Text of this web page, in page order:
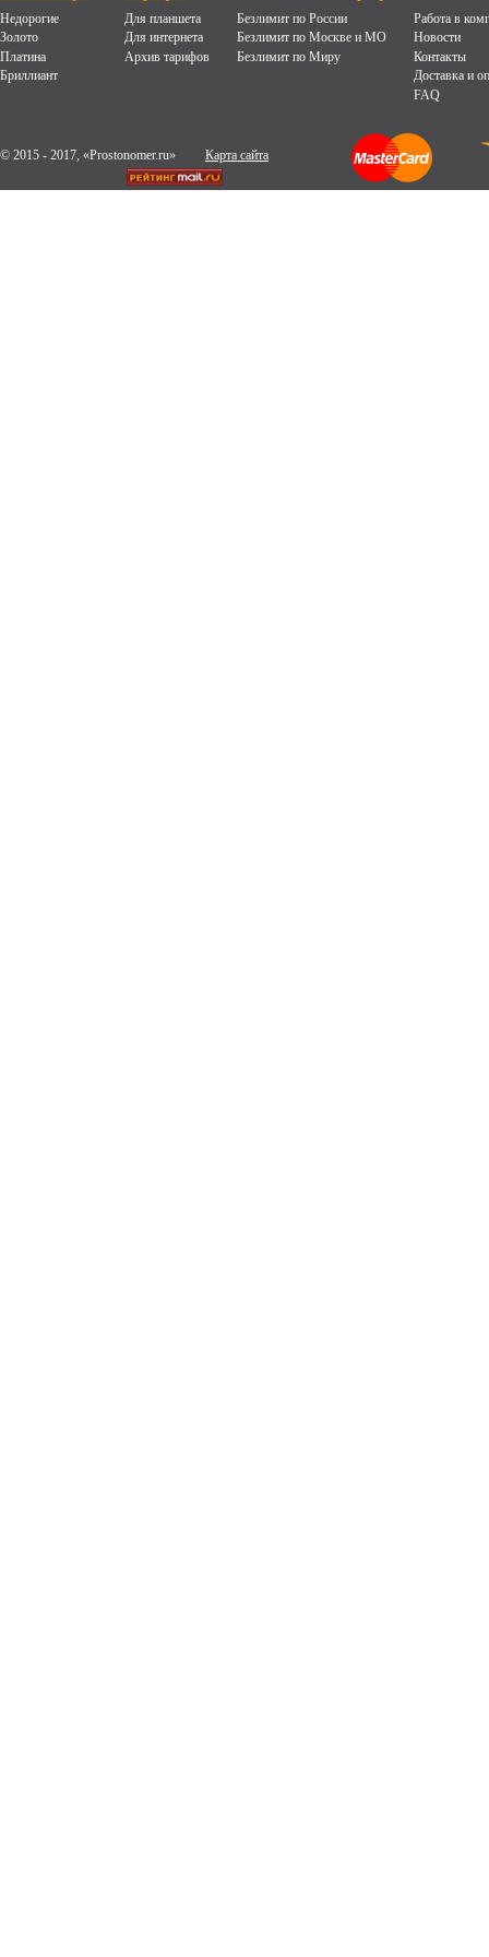
Недорогие
Золото
Платина
Бриллиант
Для планшета
Для интернета
Архив тарифов
Безлимит по России
Безлимит по Москве и МО
Безлимит по Миру
Работа в
Новости
Контакты
Доставка и
FAQ
© 2015 - 2017, «Prostonomer.ru» Карта сайта